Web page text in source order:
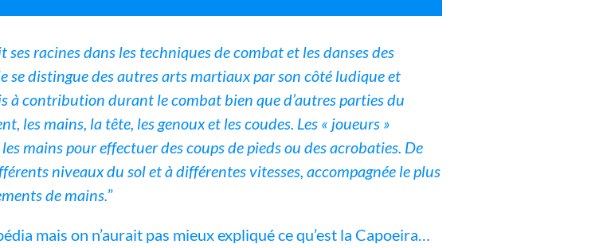
racines dans les techniques de combat et les danses des
se distingue des autres arts martiaux par son côté ludique et
à contribution durant le combat bien que d’autres parties du
les mains, la tête, les genoux et les coudes. Les « joueurs »
mains pour effectuer des coups de pieds ou des acrobaties. De
niveaux du sol et à différentes vitesses, accompagnée le plus
de mains.”
mais on n’aurait pas mieux expliqué ce qu’est la Capoeira…